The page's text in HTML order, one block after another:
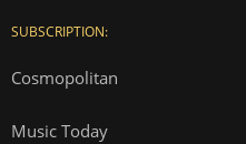
SUBSCRIPTION:
Cosmopolitan
Music Today